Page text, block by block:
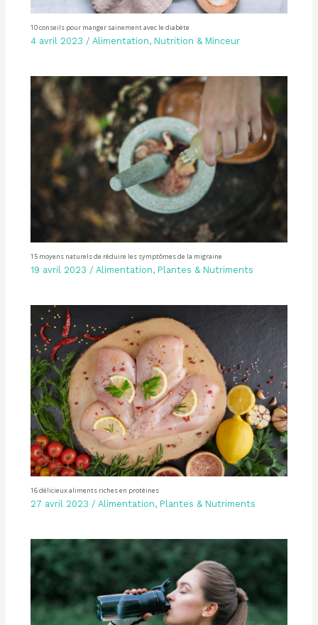
10 conseils pour manger sainement avec le diabète
4 avril 2023 / Alimentation, Nutrition & Minceur
15 moyens naturels de réduire les symptômes de la migraine
19 avril 2023 / Alimentation, Plantes & Nutriments
16 délicieux aliments riches en protéines
27 avril 2023 / Alimentation, Plantes & Nutriments